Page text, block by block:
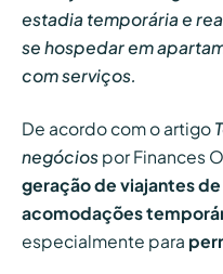
estadia temporária e
se hospedar em
com serviços.
De acordo com o artigo
negóciospor Finances
geração de viajantes
acomodações
especialmente para